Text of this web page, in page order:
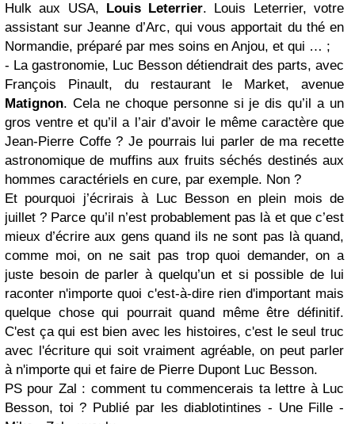
Hulk aux USA, Louis Leterrier. Louis Leterrier, votre
assistant sur Jeanne d’Arc, qui vous apportait du thé en
Normandie, préparé par mes soins en Anjou, et qui … ;
- La gastronomie, Luc Besson détiendrait des parts, avec
François Pinault, du restaurant le Market, avenue
Matignon. Cela ne choque personne si je dis qu’il a un
gros ventre et qu’il a l’air d’avoir le même caractère que
Jean-Pierre Coffe ? Je pourrais lui parler de ma recette
astronomique de muffins aux fruits séchés destinés aux
hommes caractériels en cure, par exemple. Non ?
Et pourquoi j’écrirais à Luc Besson en plein mois de
juillet ? Parce qu’il n’est probablement pas là et que c’est
mieux d’écrire aux gens quand ils ne sont pas là quand,
comme moi, on ne sait pas trop quoi demander, on a
juste besoin de parler à quelqu’un et si possible de lui
raconter n'importe quoi c'est-à-dire rien d'important mais
quelque chose qui pourrait quand même être définitif.
C'est ça qui est bien avec les histoires, c'est le seul truc
avec l'écriture qui soit vraiment agréable, on peut parler
à n'importe qui et faire de Pierre Dupont Luc Besson.
PS pour Zal : comment tu commencerais ta lettre à Luc
Besson, toi ? Publié par les diablotintines - Une Fille -